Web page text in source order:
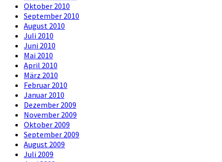
Oktober 2010
September 2010
August 2010
Juli 2010
Juni 2010
Mai 2010
April 2010
März 2010
Februar 2010
Januar 2010
Dezember 2009
November 2009
Oktober 2009
September 2009
August 2009
Juli 2009